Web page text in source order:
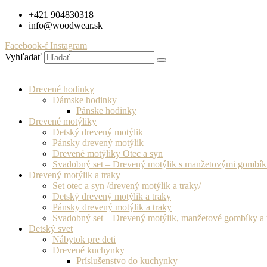
Preskočiť+421 904830318
info@woodwear.sk
Facebook-f Instagram
Vyhľadať
Drevené hodinky
Dámske hodinky
Pánske hodinky
Drevené motýliky
Detský drevený motýlik
Pánsky drevený motýlik
Drevené motýliky Otec a syn
Svadobný set – Drevený motýlik s manžetovými
Drevený motýlik a traky
Set otec a syn /drevený motýlik a traky/
Detský drevený motýlik a traky
Pánsky drevený motýlik a traky
Svadobný set – Drevený motýlik, manžetové gombíky a
Detský svet
Nábytok pre deti
Drevené kuchynky
Príslušenstvo do kuchynky